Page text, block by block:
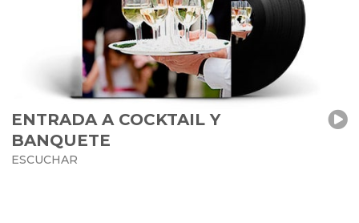
ENTRADA A COCKTAIL Y
BANQUETE
ESCUCHAR